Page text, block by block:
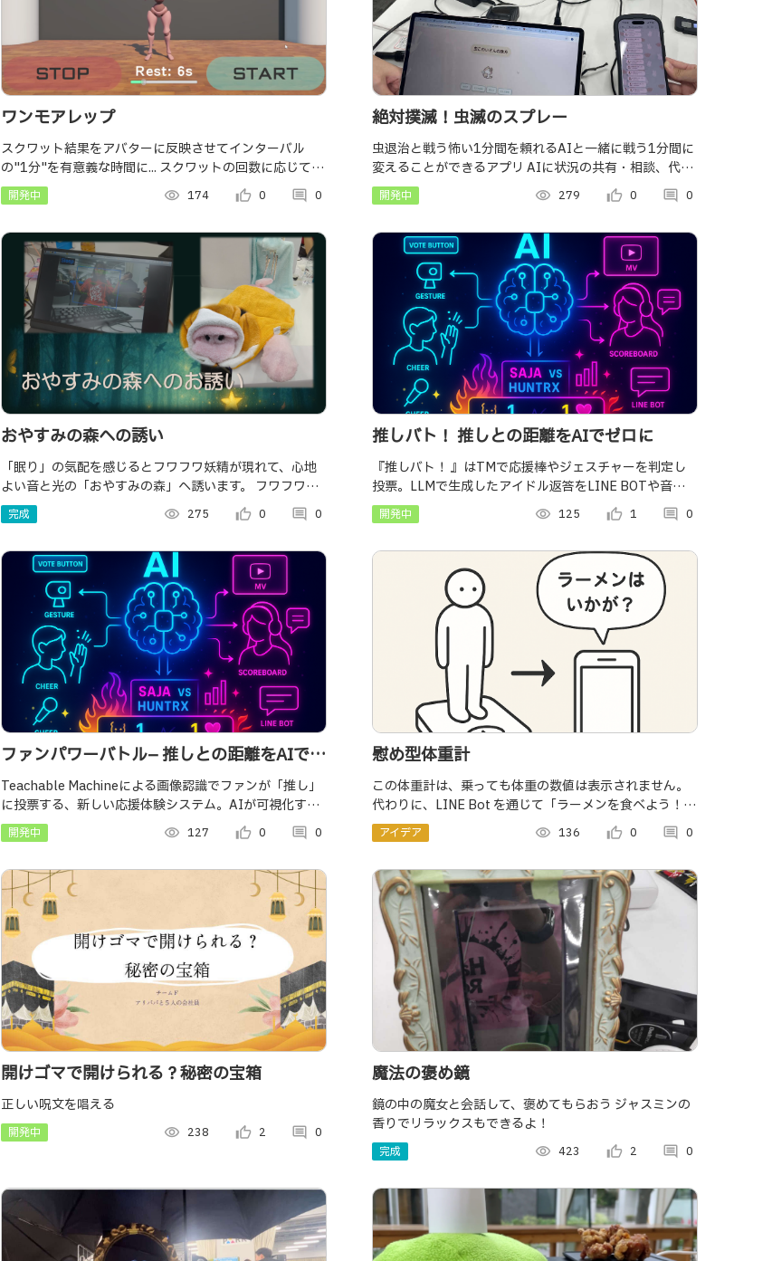
ワンモアレップ
スクワット結果をアバターに反映させてインターバル
の"1分"を有意義な時間に... スクワットの回数に応じてア
バターの太ももが肥大化します。
開発中 visibility 174 thumb_up_alt 0 comment 0
絶対撲滅！虫滅のスプレー
虫退治と戦う怖い1分間を頼れるAIと一緒に戦う1分間に
変えることができるアプリ AIに状況の共有・相談、代わ
りにスプレーを噴射してもらうこともできます！
開発中 visibility 279 thumb_up_alt 0 comment 0
おやすみの森への誘い
「眠り」の気配を感じるとフワフワ妖精が現れて、心地
よい音と光の「おやすみの森」へ誘います。 フワフワ妖
精のやわらかいしっぽと前足でトントンされると、どん
どん深い眠りへ…。
完成 visibility 275 thumb_up_alt 0 comment 0
推しバト！ 推しとの距離をAIでゼロに
『推しバト！ 』はTMで応援棒やジェスチャーを判定し
投票。LLMで生成したアイドル返答をLINE BOTや音声で
届け、ライブや宣伝に活用できる新しい応援体験を実現
します。
開発中 visibility 125 thumb_up_alt 1 comment 0
ファンパワーバトル– 推しとの距離をAIでゼ
ロに！
Teachable Machineによる画像認識でファンが「推し」
に投票する、新しい応援体験システム。AIが可視化する
ファンの熱量。推し活をもっと身近に、もっと熱く。
開発中 visibility 127 thumb_up_alt 0 comment 0
慰め型体重計
この体重計は、乗っても体重の数値は表示されません。
代わりに、LINE Bot を通じて「ラーメンを食べよう！」
「ケーキは別腹！」といったメッセージや、周辺の美味
しい店の情報が届きます。
アイデア visibility 136 thumb_up_alt 0 comment 0
開けゴマで開けられる？秘密の宝箱
正しい呪文を唱える
開発中 visibility 238 thumb_up_alt 2 comment 0
魔法の褒め鏡
鏡の中の魔女と会話して、褒めてもらおう ジャスミンの
香りでリラックスもできるよ！
完成 visibility 423 thumb_up_alt 2 comment 0